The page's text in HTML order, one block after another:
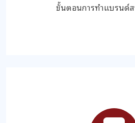
ขั้นตอนการทำแบรนด์